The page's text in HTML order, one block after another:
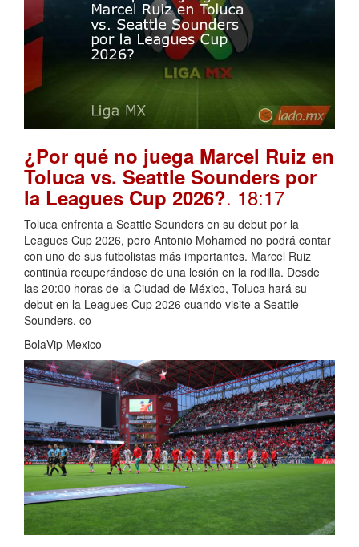
¿Por qué no juega Marcel Ruiz en
Toluca vs. Seattle Sounders por
la Leagues Cup 2026?. 18:17
Toluca enfrenta a Seattle Sounders en su debut por la
Leagues Cup 2026, pero Antonio Mohamed no podrá contar
con uno de sus futbolistas más importantes. Marcel Ruiz
continúa recuperándose de una lesión en la rodilla. Desde
las 20:00 horas de la Ciudad de México, Toluca hará su
debut en la Leagues Cup 2026 cuando visite a Seattle
Sounders, co
BolaVip Mexico